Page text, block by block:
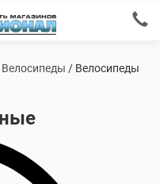
Велосипеды / Велосипеды